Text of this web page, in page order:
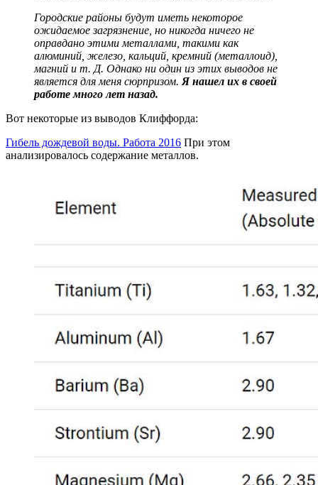
Городские районы будут иметь некоторое
ожидаемое загрязнение, но никогда ничего не
оправдано этими металлами, такими как
алюминий, железо, кальций, кремний (металлоид),
магний и т. Д. Однако ни один из этих выводов не
является для меня сюрпризом. Я нашел их в своей
работе много лет назад.
Вот некоторые из выводов Клиффорда:
Гибель дождевой воды. Работа 2016 При этом
анализировалось содержание металлов.